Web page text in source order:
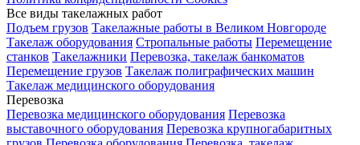
Все виды такелажных работ
Подъем грузов Такелажные работы в Великом Новгороде
Такелаж оборудования Стропальные работы Перемещение
станков Такелажники Перевозка, такелаж банкоматов
Перемещение грузов Такелаж полиграфических машин
Такелаж медицинского оборудования
Перевозка
Перевозка медицинского оборудования Перевозка
выставочного оборудования Перевозка крупногабаритных